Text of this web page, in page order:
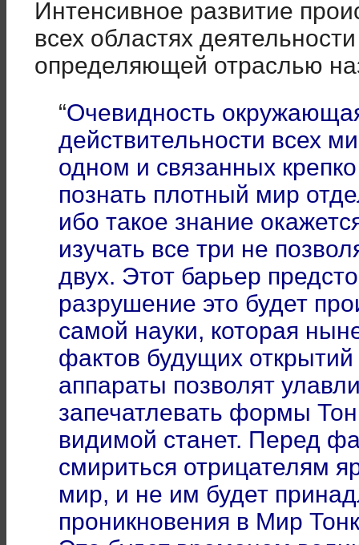
Интенсивное развитие
всех областях
определяющей отраслью
“Очевидность
действительности всех
одном и связанных
познать плотный мир
ибо такое знание
изучать все три не
двух. Этот барьер
разрушение это будет
самой науки, которая
фактов будущих
аппараты позволят
запечатлевать формы
видимой станет. Перед
смириться отрицателям
мир, и не им будет
проникновения в Мир